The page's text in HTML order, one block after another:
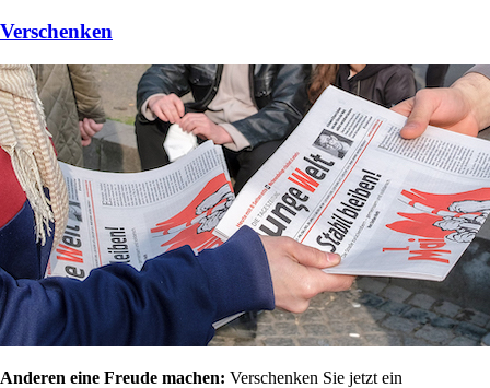
Verschenken
Anderen eine Freude machen: Verschenken Sie jetzt ein